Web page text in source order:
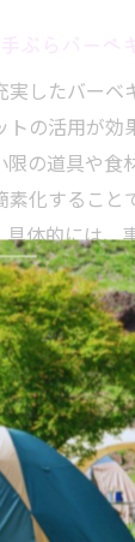
実したバーベ
トの活用が効
の道具や食
素化すること
体的には、
、到着後すぐ
トです。効
ューを実現
タル利用時
ぶらバーベキ
天候リスク
りやすいた